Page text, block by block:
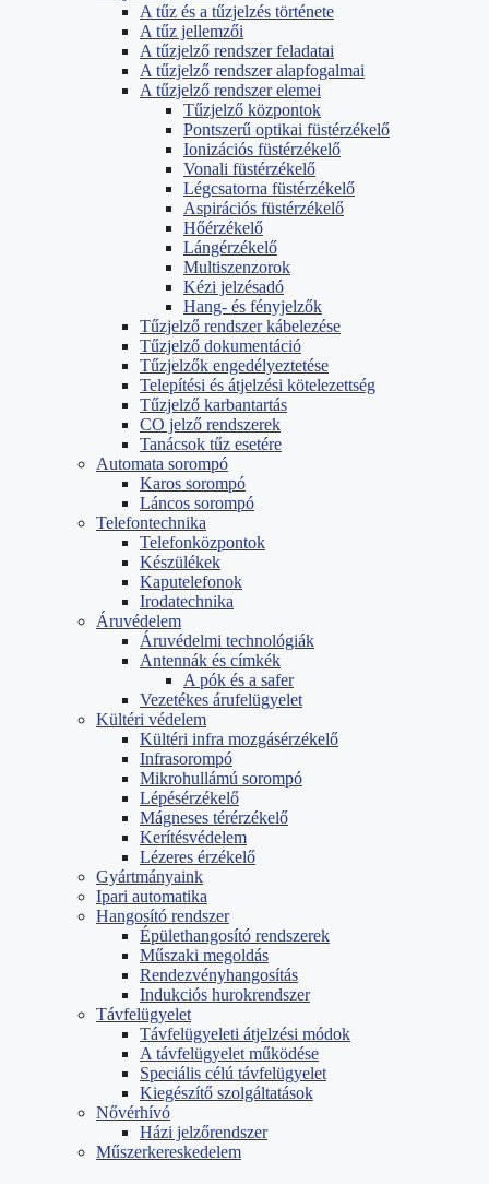
A tűz és a tűzjelzés története
A tűz jellemzői
A tűzjelző rendszer feladatai
A tűzjelző rendszer alapfogalmai
A tűzjelző rendszer elemei
Tűzjelző központok
Pontszerű optikai füstérzékelő
Ionizációs füstérzékelő
Vonali füstérzékelő
Légcsatorna füstérzékelő
Aspirációs füstérzékelő
Hőérzékelő
Lángérzékelő
Multiszenzorok
Kézi jelzésadó
Hang- és fényjelzők
Tűzjelző rendszer kábelezése
Tűzjelző dokumentáció
Tűzjelzők engedélyeztetése
Telepítési és átjelzési kötelezettség
Tűzjelző karbantartás
CO jelző rendszerek
Tanácsok tűz esetére
Automata sorompó
Karos sorompó
Láncos sorompó
Telefontechnika
Telefonközpontok
Készülékek
Kaputelefonok
Irodatechnika
Áruvédelem
Áruvédelmi technológiák
Antennák és címkék
A pók és a safer
Vezetékes árufelügyelet
Kültéri védelem
Kültéri infra mozgásérzékelő
Infrasorompó
Mikrohullámú sorompó
Lépésérzékelő
Mágneses térérzékelő
Kerítésvédelem
Lézeres érzékelő
Gyártmányaink
Ipari automatika
Hangosító rendszer
Épülethangosító rendszerek
Műszaki megoldás
Rendezvényhangosítás
Indukciós hurokrendszer
Távfelügyelet
Távfelügyeleti átjelzési módok
A távfelügyelet működése
Speciális célú távfelügyelet
Kiegészítő szolgáltatások
Nővérhívó
Házi jelzőrendszer
Műszerkereskedelem